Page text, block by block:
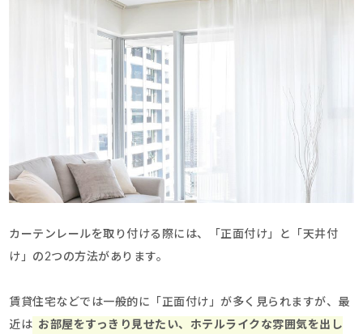
カーテンレールを取り付ける際には、「正面付け」と「天井付
け」の2つの方法があります。
賃貸住宅などでは一般的に「正面付け」が多く見られますが、最
近は お部屋をすっきり見せたい、ホテルライクな雰囲気を出し